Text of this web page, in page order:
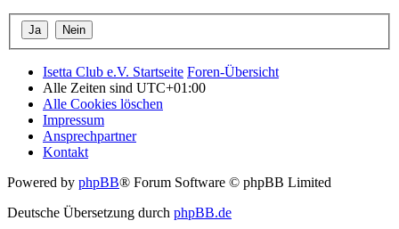
Isetta Club e.V. Startseite Foren-Übersicht
Alle Zeiten sind UTC+01:00
Alle Cookies löschen
Impressum
Ansprechpartner
Kontakt
Powered by phpBB® Forum Software © phpBB Limited
Deutsche Übersetzung durch phpBB.de